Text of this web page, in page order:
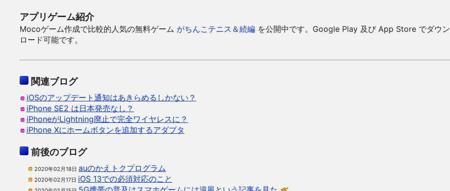
アプリゲーム紹介
Mocoゲーム作成で比較的人気の無料ゲーム がちんこテニス＆続編 を公開中です。Google Play 及び App Store でダウン
ロード可能です。
関連ブログ
iOSのアップデート通知はあきらめるしかない？
iPhone SE2 は日本発売なし？
iPhoneがLightning廃止で完全ワイヤレスに？
iPhone Xにホームボタンを追加するアダプタ
前後のブログ
2020年02月18日 auのかえトクプログラム
2020年02月17日 iOS 13での必須対応のこと